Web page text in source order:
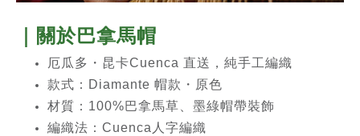
｜關於巴拿馬帽
厄瓜多・昆卡Cuenca 直送，純手工編織
款式：Diamante 帽款・原色
材質：100%巴拿馬草、墨綠帽帶裝飾
編織法：Cuenca人字編織